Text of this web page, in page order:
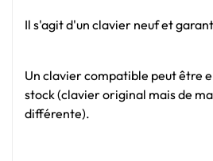
Il s'agit d'un clavier neuf et
Un clavier compatible peut être
stock (clavier original mais de
différente).